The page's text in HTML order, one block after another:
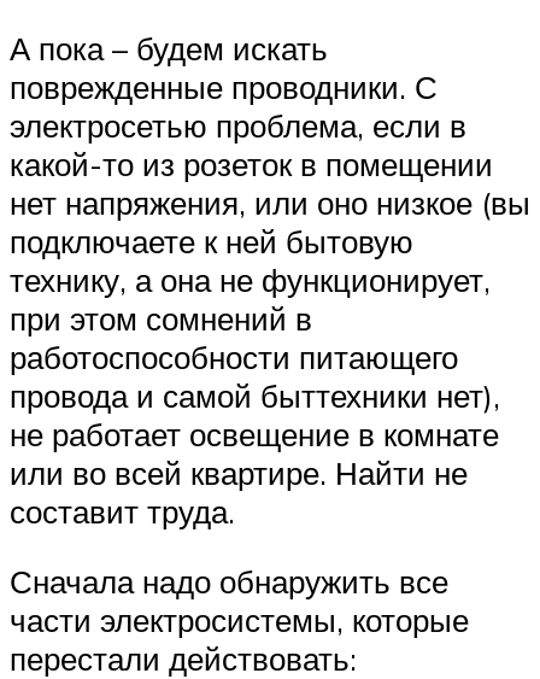
А пока – будем искать
поврежденные проводники. С
электросетью проблема, если в
какой-то из розеток в помещении
нет напряжения, или оно низкое (вы
подключаете к ней бытовую
технику, а она не функционирует,
при этом сомнений в
работоспособности питающего
провода и самой быттехники нет),
не работает освещение в комнате
или во всей квартире. Найти не
составит труда.
Сначала надо обнаружить все
части электросистемы, которые
перестали действовать: